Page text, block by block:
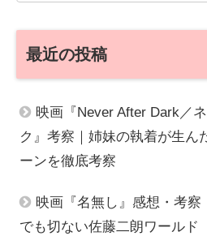
最近の投稿
映画『Never After Dark／
ク』考察｜姉妹の執着が生ん
ーンを徹底考察
映画『名無し』感想・考
でも切ない佐藤二朗ワールド